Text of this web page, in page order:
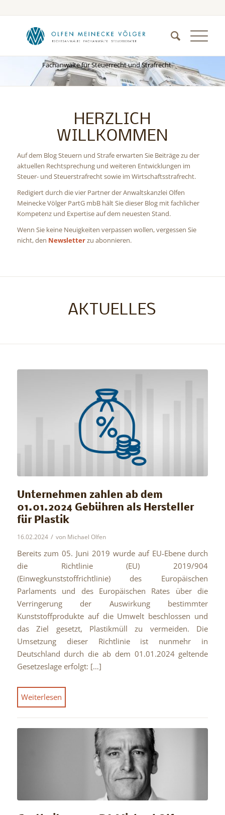
Fachanwälte für Steuerrecht und Strafrecht
HERZLICH
WILLKOMMEN
Auf dem Blog Steuern und Strafe erwarten Sie Beiträge zu der
aktuellen Rechtsprechung und weiteren Entwicklungen im
Steuer- und Steuerstrafrecht sowie im Wirtschaftsstrafrecht.
Redigiert durch die vier Partner der Anwaltskanzlei Olfen
Meinecke Völger PartG mbB hält Sie dieser Blog mit fachlicher
Kompetenz und Expertise auf dem neuesten Stand.
Wenn Sie keine Neuigkeiten verpassen wollen, vergessen Sie
nicht, den Newsletterzu abonnieren.
AKTUELLES
Unternehmen zahlen ab dem
01.01.2024 Gebühren als Hersteller
für Plastik
16.02.2024 / von Michael Olfen
Bereits zum 05. Juni 2019 wurde auf EU-Ebene durch
die Richtlinie (EU) 2019/904
(Einwegkunststoffrichtlinie) des Europäischen
Parlaments und des Europäischen Rates über die
Verringerung der Auswirkung bestimmter
Kunststoffprodukte auf die Umwelt beschlossen und
das Ziel gesetzt, Plastikmüll zu vermeiden. Die
Umsetzung dieser Richtlinie ist nunmehr in
Deutschland durch die ab dem 01.01.2024 geltende
Gesetzeslage erfolgt: […]
Weiterlesen